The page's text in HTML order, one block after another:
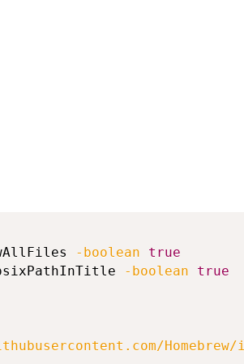
-boolean
true
-boolean
true